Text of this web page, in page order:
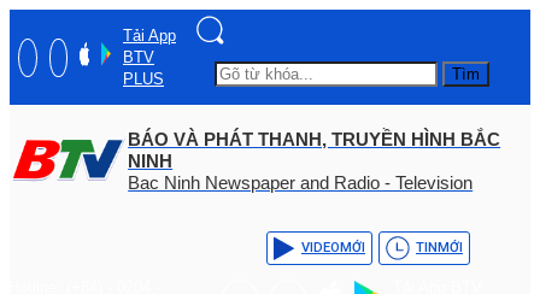
Tải App
BTV
PLUS
Tìm
BÁO VÀ PHÁT THANH, TRUYỀN HÌNH BẮC
NINH
Bac Ninh Newspaper and Radio - Television
VIDEOMỚI TINMỚI